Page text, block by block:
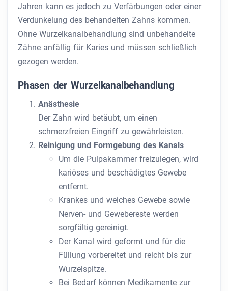
Jahren kann es jedoch zu Verfärbungen oder einer
Verdunkelung des behandelten Zahns kommen.
Ohne Wurzelkanalbehandlung sind unbehandelte
Zähne anfällig für Karies und müssen schließlich
gezogen werden.
Phasen der Wurzelkanalbehandlung
Anästhesie
Der Zahn wird betäubt, um einen
schmerzfreien Eingriff zu gewährleisten.
Reinigung und Formgebung des Kanals
Um die Pulpakammer freizulegen, wird
kariöses und beschädigtes Gewebe
entfernt.
Krankes und weiches Gewebe sowie
Nerven- und Gewebereste werden
sorgfältig gereinigt.
Der Kanal wird geformt und für die
Füllung vorbereitet und reicht bis zur
Wurzelspitze.
Bei Bedarf können Medikamente zur